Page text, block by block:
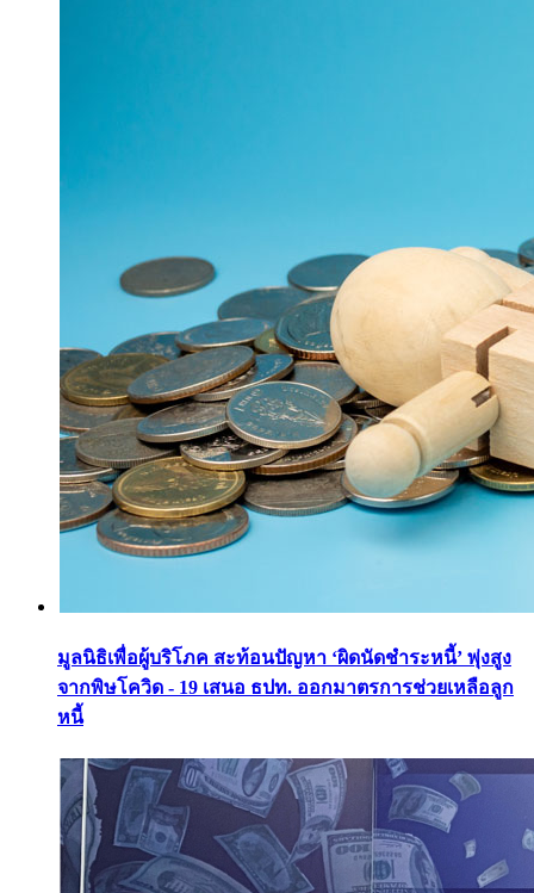
มูลนิธิเพื่อผู้บริโภค สะท้อนปัญหา ‘ผิดนัดชำระหนี้’ พุ่งสูง
จากพิษโควิด - 19 เสนอ ธปท. ออกมาตรการช่วยเหลือลูก
หนี้